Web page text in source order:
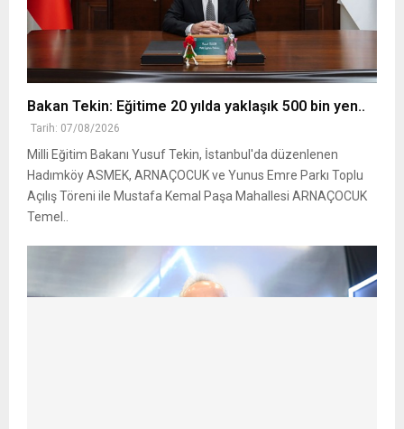
Bakan Tekin: Eğitime 20 yılda yaklaşık 500 bin yen..
Tarih: 07/08/2026
Milli Eğitim Bakanı Yusuf Tekin, İstanbul'da düzenlenen
Hadımköy ASMEK, ARNAÇOCUK ve Yunus Emre Parkı Toplu
Açılış Töreni ile Mustafa Kemal Paşa Mahallesi ARNAÇOCUK
Temel..